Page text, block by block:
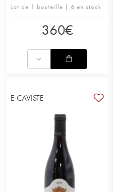
Lot de 1 bouteille | 6 en stock
360€
E-CAVISTE